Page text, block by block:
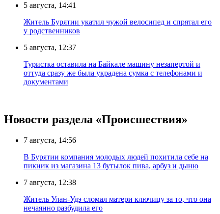
5 августа, 14:41
Житель Бурятии укатил чужой велосипед и спрятал его
у родственников
5 августа, 12:37
Туристка оставила на Байкале машину незапертой и
оттуда сразу же была украдена сумка с телефонами и
документами
Новости раздела «Происшествия»
7 августа, 14:56
В Бурятии компания молодых людей похитила себе на
пикник из магазина 13 бутылок пива, арбуз и дыню
7 августа, 12:38
Житель Улан-Удэ сломал матери ключицу за то, что она
нечаянно разбудила его